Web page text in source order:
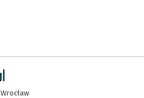
Wrocław